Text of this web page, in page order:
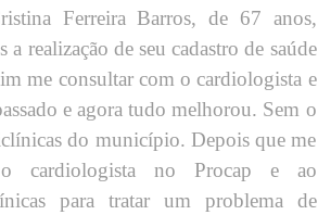
Ferreira Barros, de 67 anos,
realização de seu cadastro de saúde
me consultar com o cardiologista e
e agora tudo melhorou. Sem o
do município. Depois que me
o cardiologista no Procap e ao
para tratar um problema de